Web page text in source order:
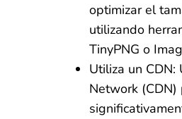
optimizar el
utilizando
TinyPNG o
Utiliza un CDN:
Network